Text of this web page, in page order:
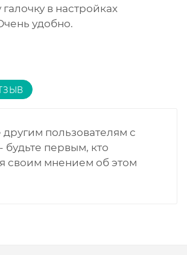
в настройках
удобно.
пользователям с
будьте первым, кто
своим мнением об этом